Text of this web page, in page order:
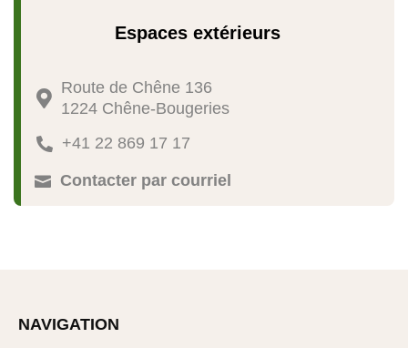
Espaces extérieurs

Route de Chêne 136
1224 Chêne-Bougeries
 +41 22 869 17 17
 Contacter par courriel
NAVIGATION